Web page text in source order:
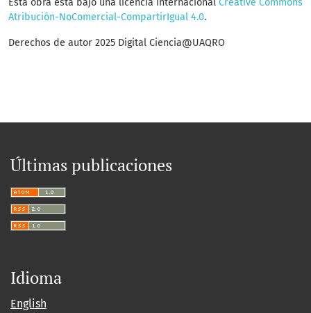
Esta obra está bajo una licencia internacional Creative Commons
Atribución-NoComercial-CompartirIgual 4.0.
Derechos de autor 2025 Digital Ciencia@UAQRO
Últimas publicaciones
Idioma
English